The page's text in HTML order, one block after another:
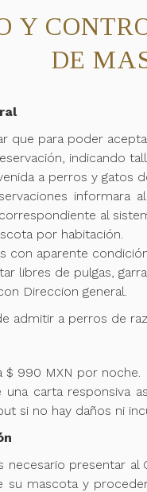
Y
DE
que para poder
indicando
a perros y gatos
informara
al
por habitación.
con aparente
libres de pulgas,
Direccion general.
admitir a perros de
$ 990 MXN por noche.
una carta responsiva
si no hay daños ni
necesario presentar
su mascota y